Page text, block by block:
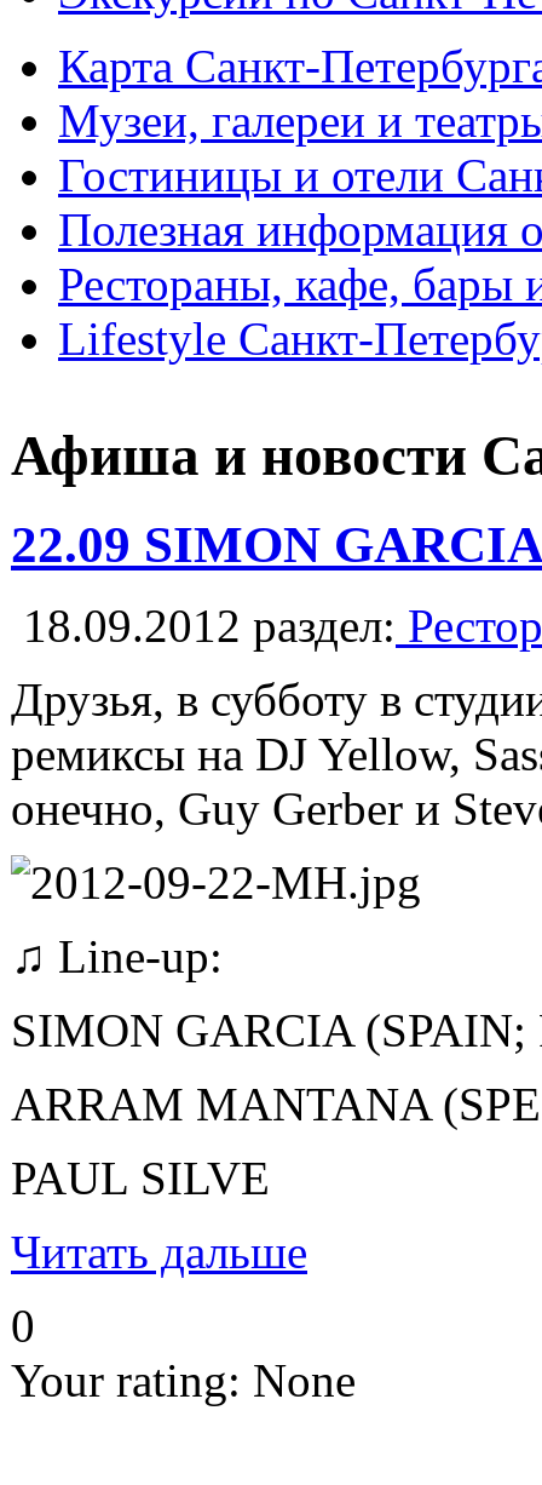
Карта Санкт-
Музеи, галереи и
Гостиницы и отели
Полезная информация
Рестораны, кафе, бары
Lifestyle Санкт-
Афиша и новости
22.09 SIMON
18.09.2012 раздел:
Друзья, в субботу в
ремиксы на DJ Yellow,
онечно, Guy Gerber и
♫ Line-up:
SIMON GARCIA
ARRAM MANTANA
PAUL SILVE
Читать дальше
0
Your rating: None